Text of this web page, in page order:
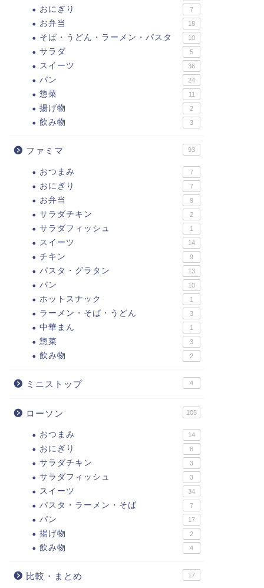
おにぎり 7
お弁当 18
そば・うどん・ラーメン・パスタ 10
サラダ 5
スイーツ 36
パン 24
惣菜 11
揚げ物 2
飲み物 3
ファミマ 93
おつまみ 7
おにぎり 7
お弁当 9
サラダチキン 2
サラダフィッシュ 1
スイーツ 14
チキン 9
パスタ・グラタン 13
パン 10
ホットスナック 1
ラーメン・そば・うどん 3
中華まん 1
惣菜 3
飲み物 2
ミニストップ 4
ローソン 105
おつまみ 14
おにぎり 8
サラダチキン 3
サラダフィッシュ 3
スイーツ 34
パスタ・ラーメン・そば 7
パン 17
揚げ物 2
飲み物 4
比較・まとめ 17